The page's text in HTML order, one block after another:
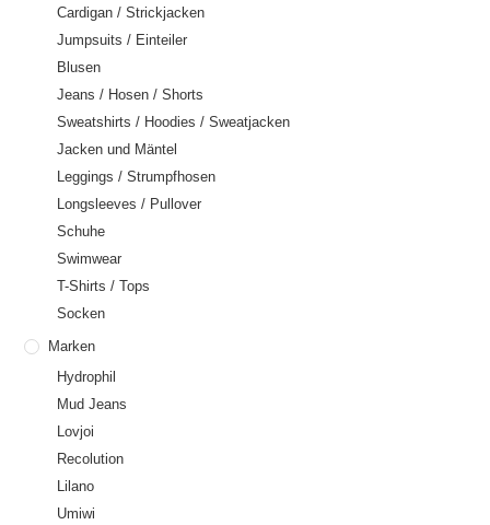
Cardigan / Strickjacken
Jumpsuits / Einteiler
Blusen
Jeans / Hosen / Shorts
Sweatshirts / Hoodies / Sweatjacken
Jacken und Mäntel
Leggings / Strumpfhosen
Longsleeves / Pullover
Schuhe
Swimwear
T-Shirts / Tops
Socken
Marken
Hydrophil
Mud Jeans
Lovjoi
Recolution
Lilano
Umiwi